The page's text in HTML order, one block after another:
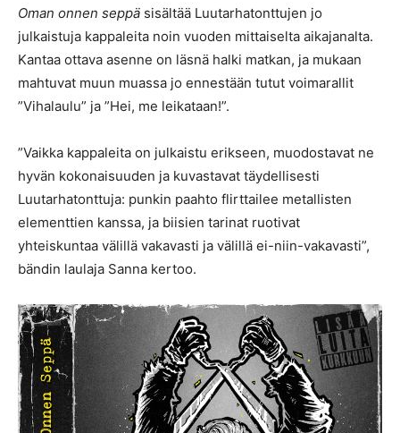
Oman onnen seppä sisältää Luutarhatonttujen jo
julkaistuja kappaleita noin vuoden mittaiselta aikajanalta.
Kantaa ottava asenne on läsnä halki matkan, ja mukaan
mahtuvat muun muassa jo ennestään tutut voimarallit
”Vihalaulu” ja ”Hei, me leikataan!”.
”Vaikka kappaleita on julkaistu erikseen, muodostavat ne
hyvän kokonaisuuden ja kuvastavat täydellisesti
Luutarhatonttuja: punkin paahto flirttailee metallisten
elementtien kanssa, ja biisien tarinat ruotivat
yhteiskuntaa välillä vakavasti ja välillä ei-niin-vakavasti”,
bändin laulaja Sanna kertoo.